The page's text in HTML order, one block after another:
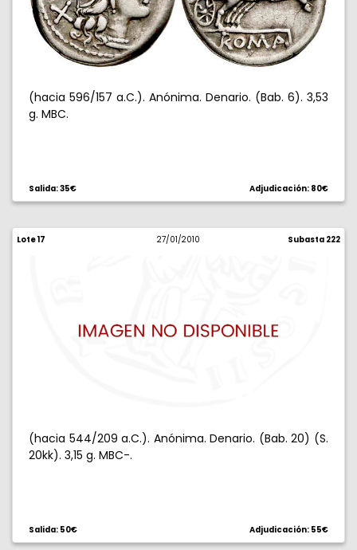
(hacia 596/157 a.C.). Anónima. Denario. (Bab. 6). 3,53
g. MBC.
Salida: 35€ Adjudicación: 80€
Lote 17 27/01/2010 Subasta 222
(hacia 544/209 a.C.). Anónima. Denario. (Bab. 20) (S.
20kk). 3,15 g. MBC-.
Salida: 50€ Adjudicación: 55€